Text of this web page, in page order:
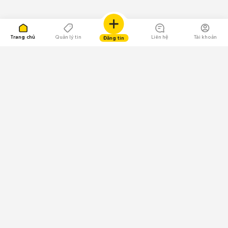
Trang chủ Quản lý tin Đăng tin Liên hệ Tài khoản